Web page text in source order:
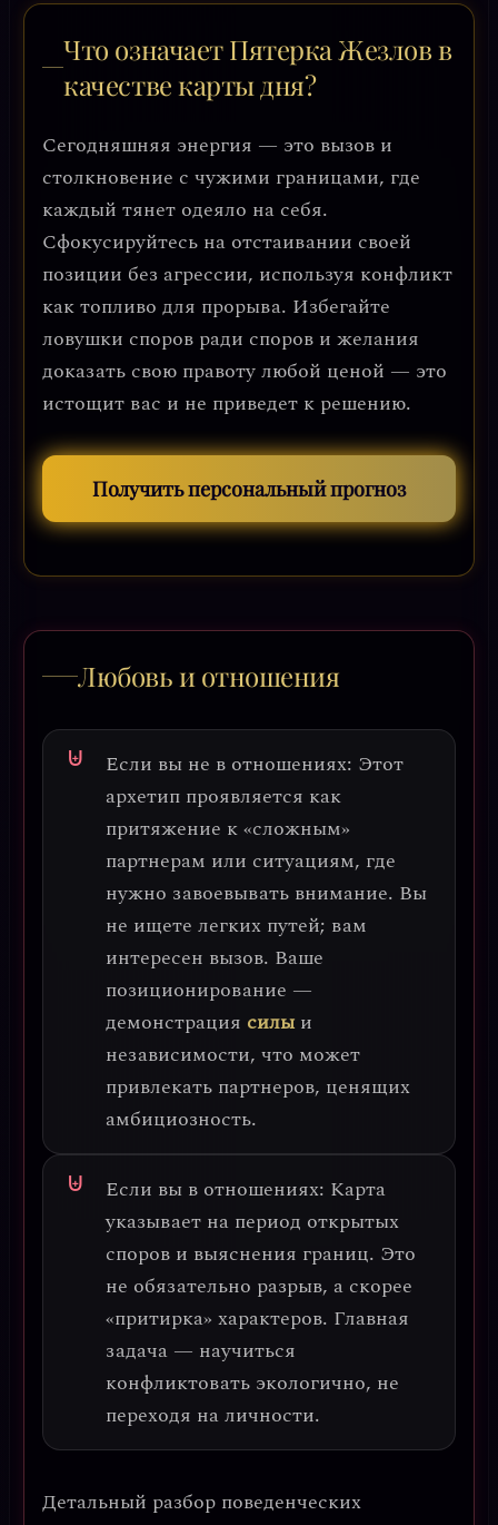
Что означает Пятерка Жезлов в
качестве карты дня?
Сегодняшняя энергия — это вызов и
столкновение с чужими границами, где
каждый тянет одеяло на себя.
Сфокусируйтесь на отстаивании своей
позиции без агрессии, используя конфликт
как топливо для прорыва. Избегайте
ловушки споров ради споров и желания
доказать свою правоту любой ценой — это
истощит вас и не приведет к решению.
Получить персональный прогноз
Любовь и отношения
Если вы не в отношениях: Этот
архетип проявляется как
притяжение к «сложным»
партнерам или ситуациям, где
нужно завоевывать внимание. Вы
не ищете легких путей; вам
интересен вызов. Ваше
позиционирование —
демонстрация силыи
независимости, что может
привлекать партнеров, ценящих
амбициозность.
Если вы в отношениях: Карта
указывает на период открытых
споров и выяснения границ. Это
не обязательно разрыв, а скорее
«притирка» характеров. Главная
задача — научиться
конфликтовать экологично, не
переходя на личности.
Детальный разбор поведенческих